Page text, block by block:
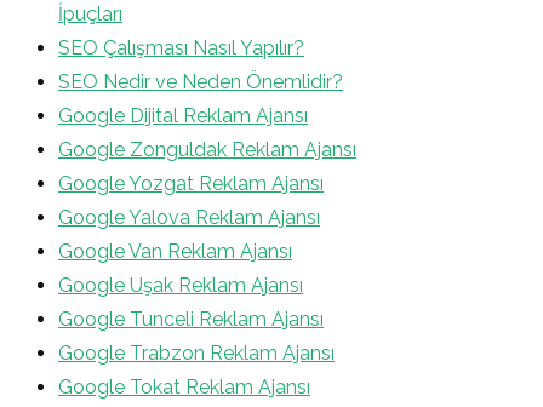
İpuçları
SEO Çalışması Nasıl Yapılır?
SEO Nedir ve Neden Önemlidir?
Google Dijital Reklam Ajansı
Google Zonguldak Reklam Ajansı
Google Yozgat Reklam Ajansı
Google Yalova Reklam Ajansı
Google Van Reklam Ajansı
Google Uşak Reklam Ajansı
Google Tunceli Reklam Ajansı
Google Trabzon Reklam Ajansı
Google Tokat Reklam Ajansı